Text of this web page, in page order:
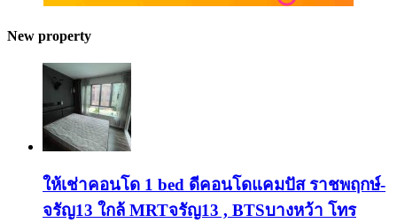
New property
ให้เช่าคอนโด 1 bed ดีคอนโดแคมปัส ราชพฤกษ์-
จรัญ13 ใกล้ MRTจรัญ13 , BTSบางหว้า โทร